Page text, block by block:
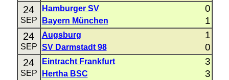
24
SEP
Hamburger SV 0
Bayern München 1
24
SEP
Augsburg 1
SV Darmstadt 98 0
24
SEP
Eintracht Frankfurt 3
Hertha BSC 3